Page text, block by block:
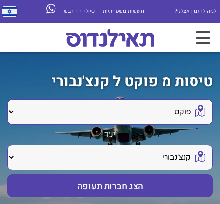
למה להזמין אצלנו? חופשות משפחתיות טיולי ירח דבש
טיסות מ פוקט ל קנצ'נבורי
יעד
הצג חברות תעופה